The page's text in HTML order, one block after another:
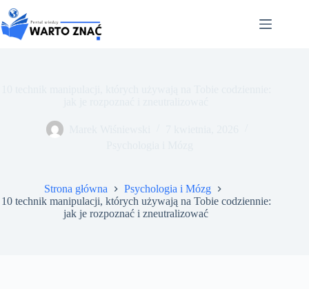
do
treści
Strona główna
Psychologia i Mózg
10 technik manipulacji, których używają na Tobie codziennie:
jak je rozpoznać i zneutralizować